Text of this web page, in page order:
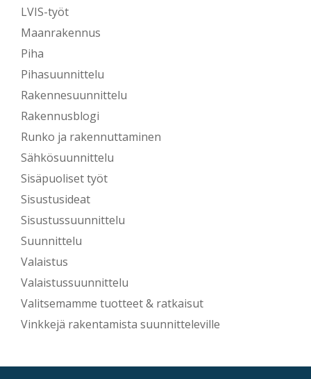
LVIS-työt
Maanrakennus
Piha
Pihasuunnittelu
Rakennesuunnittelu
Rakennusblogi
Runko ja rakennuttaminen
Sähkösuunnittelu
Sisäpuoliset työt
Sisustusideat
Sisustussuunnittelu
Suunnittelu
Valaistus
Valaistussuunnittelu
Valitsemamme tuotteet & ratkaisut
Vinkkejä rakentamista suunnitteleville